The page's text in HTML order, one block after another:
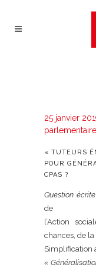
25 janvier
« TUTEURS
POUR
CPAS ?
Question
de
l’Action
chances, de
Simplification
«